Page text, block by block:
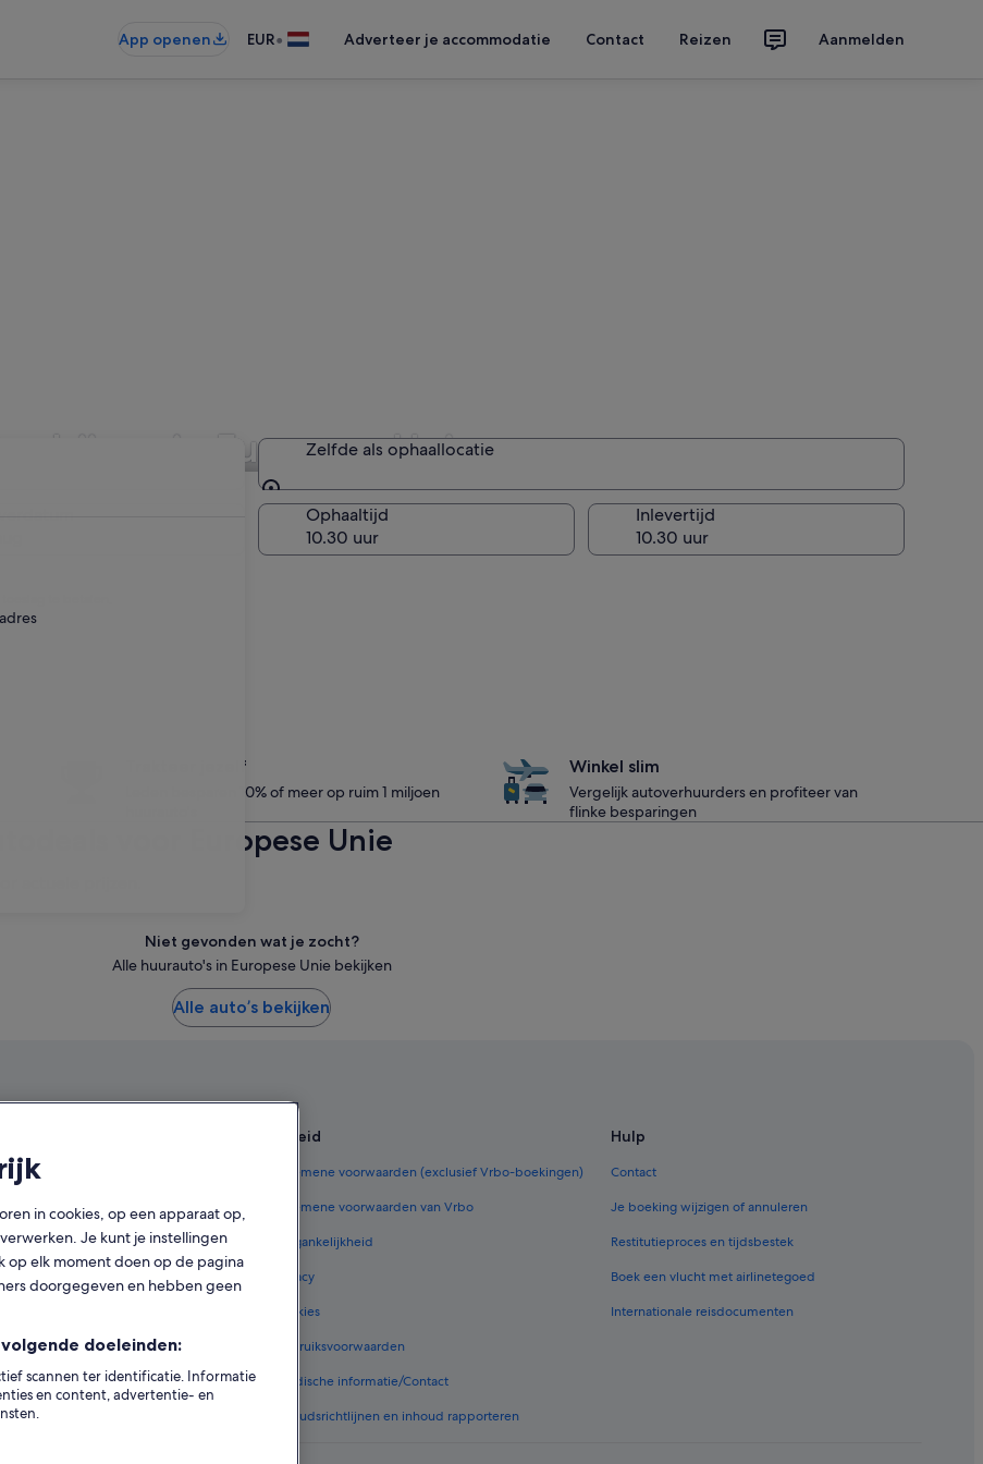
App openen EUR• Adverteer je accommodatie Contact Reizen Aanmelden
in Europese Unie
Zelfde als ophaallocatie
Zelfde als ophaallocatie
Ophaaltijd Inlevertijd
te betalen.
Trakteer jezelf
Leden besparen 10% of meer op ruim 1 miljoen
Winkel slim
Vergelijk autoverhuurders en profiteer van
flinke besparingen
voor Europese Unie
Niet gevonden wat je zocht?
Alle huurauto's in Europese Unie bekijken
Alle auto’s bekijken
in Nederland
in Nederland
in Nederland
Beleid
Algemene voorwaarden (exclusief Vrbo-boekingen)
Algemene voorwaarden van Vrbo
Toegankelijkheid
Privacy
Cookies
Gebruiksvoorwaarden
Juridische informatie/Contact
Inhoudsrichtlijnen en inhoud rapporteren
Hulp
Contact
Je boeking wijzigen of annuleren
Restitutieproces en tijdsbestek
Boek een vlucht met airlinetegoed
Internationale reisdocumenten
in cookies, op een apparaat op,
Je kunt je instellingen
op elk moment doen op de pagina
doorgegeven en hebben geen
doeleinden:
scannen ter identificatie. Informatie
en content, advertentie- en